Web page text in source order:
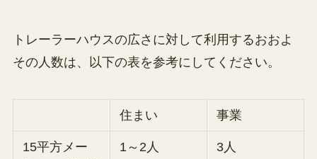
トレーラーハウスの広さに対して利用するおおよ
その人数は、以下の表を参考にしてください。
住まい 事業
15平方メー
1～2人 3人